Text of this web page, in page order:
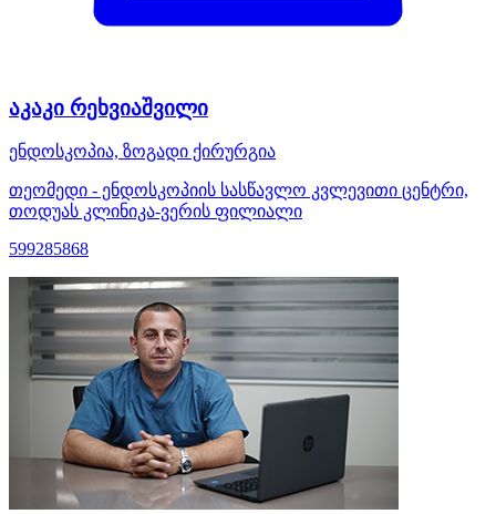
აკაკი რეხვიაშვილი
ენდოსკოპია, ზოგადი ქირურგია
თეომედი - ენდოსკოპიის სასწავლო კვლევითი ცენტრი,
თოდუას კლინიკა-ვერის ფილიალი
599285868